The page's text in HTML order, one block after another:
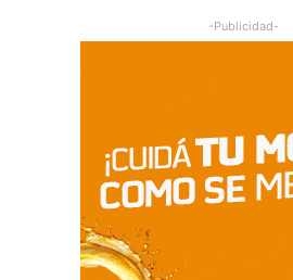
-Publicidad-